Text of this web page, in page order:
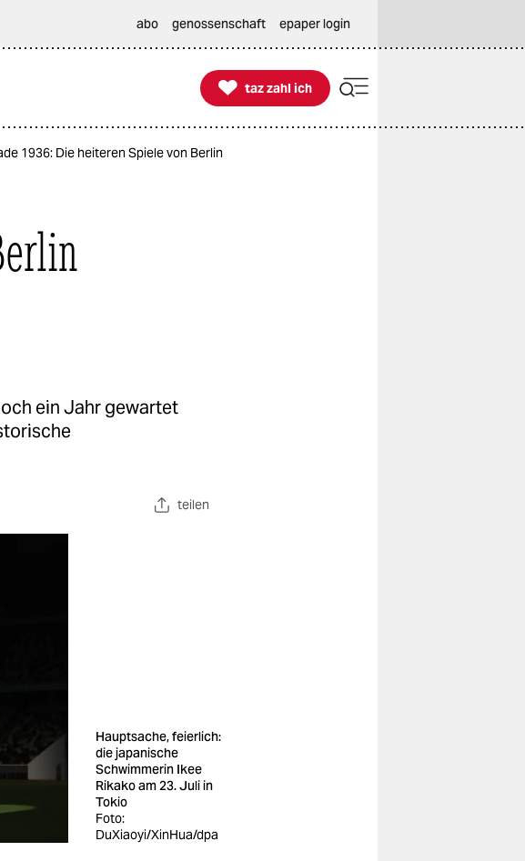
abo genossenschaft epaper login

taz zahl ich
taz zahl ich
1936: Die heiteren Spiele von Berlin
ein Jahr gewartet
teilen
Hauptsache, feierlich:
die japanische
Schwimmerin Ikee
Rikako am 23. Juli in
Tokio
Foto:
DuXiaoyi/XinHua/dpa